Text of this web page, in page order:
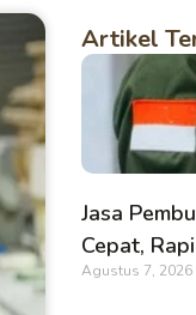
Artikel
Jasa
Cepat,
Agustus 7, 2026